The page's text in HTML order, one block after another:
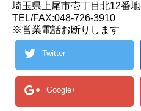
埼玉県上尾市壱丁目北12番
TEL/FAX:048-726-3910
※営業電話お断りします
Twitter
Google+